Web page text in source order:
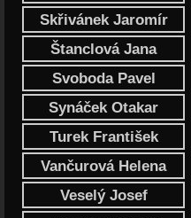
Skřivánek Jaromír
Štanclová Jana
Svoboda Pavel
Synáček Otakar
Turek František
Vančurová Helena
Veselý Josef